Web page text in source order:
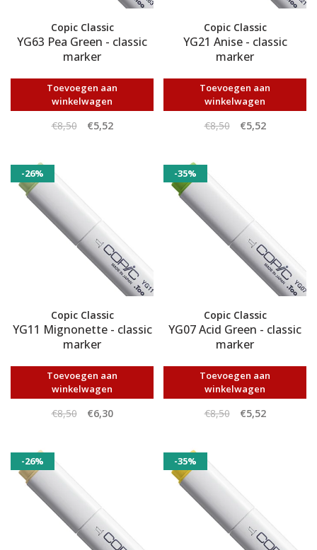
Copic Classic
YG63 Pea Green - classic
marker
Toevoegen aan
winkelwagen
€8,50 €5,52
Copic Classic
YG21 Anise - classic
marker
Toevoegen aan
winkelwagen
€8,50 €5,52
-26%
Copic Classic
YG11 Mignonette - classic
marker
Toevoegen aan
winkelwagen
€8,50 €6,30
-35%
Copic Classic
YG07 Acid Green - classic
marker
Toevoegen aan
winkelwagen
€8,50 €5,52
-26% -35%